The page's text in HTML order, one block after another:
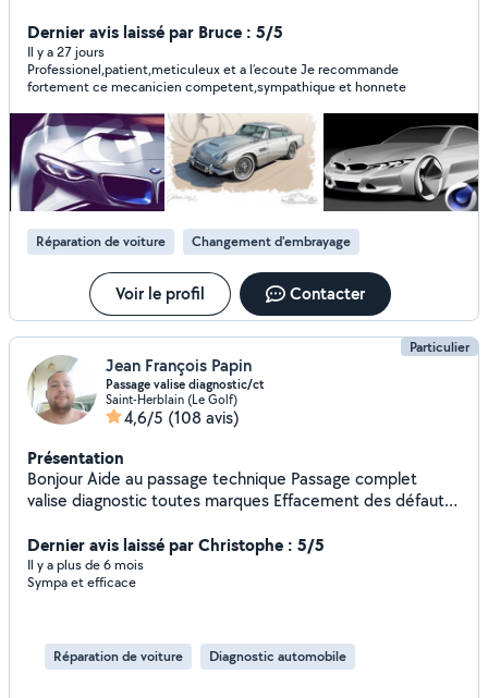
Dernier avis laissé par Bruce : 5/5
Il y a 27 jours
Professionel,patient,meticuleux et a l’ecoute Je recommande
fortement ce mecanicien competent,sympathique et honnete
Réparation de voiture Changement d'embrayage
Voir le profil Contacter
Particulier
Jean François Papin
Passage valise diagnostic/ct
Saint-Herblain (Le Golf)
4,6/5 (108 avis)
Présentation
Bonjour Aide au passage technique Passage complet
valise diagnostic toutes marques Effacement des défauts
Bonne soirée à vous
Dernier avis laissé par Christophe : 5/5
Il y a plus de 6 mois
Sympa et efficace
Réparation de voiture Diagnostic automobile